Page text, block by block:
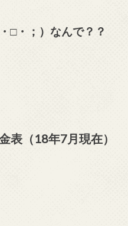
□・；）なんで？？
表（18年7月現在）